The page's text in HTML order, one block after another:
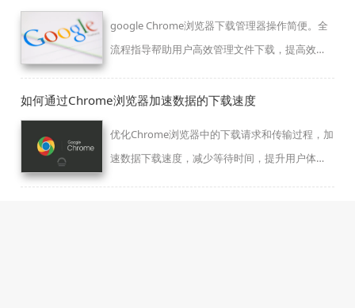
google Chrome浏览器下载管理器操作简便。全
流程指导帮助用户高效管理文件下载，提高效
如何通过Chrome浏览器加速数据的下载速度
优化Chrome浏览器中的下载请求和传输过程，加
速数据下载速度，减少等待时间，提升用户体